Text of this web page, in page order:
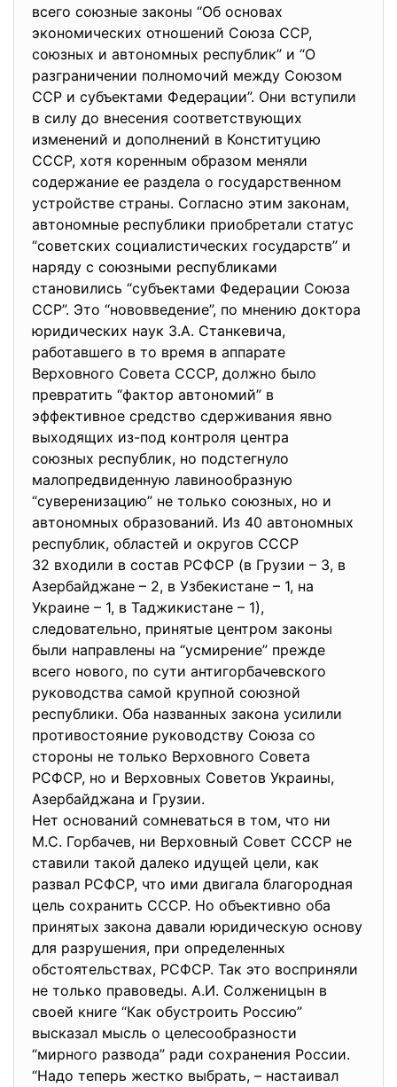
всего союзные законы “Об основах
экономических отношений Союза ССР,
союзных и автономных республик” и “О
разграничении полномочий между Союзом
ССР и субъектами Федерации”. Они вступили
в силу до внесения соответствующих
изменений и дополнений в Конституцию
СССР, хотя коренным образом меняли
содержание ее раздела о государственном
устройстве страны. Согласно этим законам,
автономные республики приобретали статус
“советских социалистических государств” и
наряду с союзными республиками
становились “субъектами Федерации Союза
ССР”. Это “нововведение”, по мнению доктора
юридических наук З.А. Станкевича,
работавшего в то время в аппарате
Верховного Совета СССР, должно было
превратить “фактор автономий” в
эффективное средство сдерживания явно
выходящих из-под контроля центра
союзных республик, но подстегнуло
малопредвиденную лавинообразную
“суверенизацию” не только союзных, но и
автономных образований. Из 40 автономных
республик, областей и округов СССР
32 входили в состав РСФСР (в Грузии – 3, в
Азербайджане – 2, в Узбекистане – 1, на
Украине – 1, в Таджикистане – 1),
следовательно, принятые центром законы
были направлены на “усмирение” прежде
всего нового, по сути антигорбачевского
руководства самой крупной союзной
республики. Оба названных закона усилили
противостояние руководству Союза со
стороны не только Верховного Совета
РСФСР, но и Верховных Советов Украины,
Азербайджана и Грузии.
Нет оснований сомневаться в том, что ни
М.С. Горбачев, ни Верховный Совет СССР не
ставили такой далеко идущей цели, как
развал РСФСР, что ими двигала благородная
цель сохранить СССР. Но объективно оба
принятых закона давали юридическую основу
для разрушения, при определенных
обстоятельствах, РСФСР. Так это восприняли
не только правоведы. А.И. Солженицын в
своей книге “Как обустроить Россию”
высказал мысль о целесообразности
“мирного развода” ради сохранения России.
“Надо теперь жестко выбрать, – настаивал